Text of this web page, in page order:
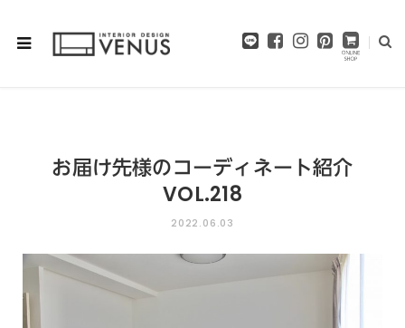
F
k
I
a
m
P
s
t
お届け先様のコーディネート紹介
VOL.218
2022.06.03